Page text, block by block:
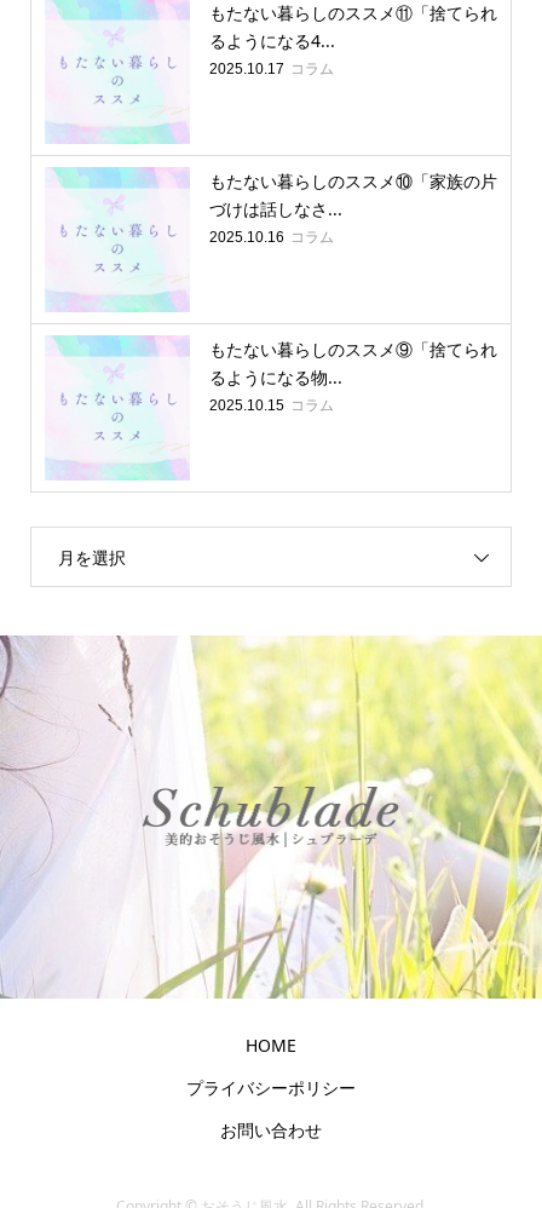
もたない暮らしのススメ⑪「捨てられ
るようになる4...
2025.10.17 コラム
もたない暮らしのススメ⑩「家族の片
づけは話しなさ...
2025.10.16 コラム
もたない暮らしのススメ⑨「捨てられ
るようになる物...
2025.10.15 コラム
月を選択
HOME
プライバシーポリシー
お問い合わせ